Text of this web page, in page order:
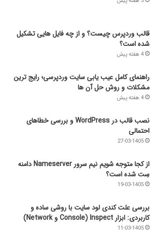
قالب وردپرس چیست؟ و از چه فایل­ هایی تشکیل
شده است؟
4 هفته پیش
راهنمای کامل عیب‌ یابی سایت وردپرسی؛ رایج‌ ترین
مشکلات و روش حل آن‌ ها
4 هفته پیش
نصب قالب در WordPress و بررسی خطاهای
احتمالی
27-03-1405
از کجا متوجه شویم نیم ‌سرور Nameserver دامنه
سِت شده است؟
19-03-1405
بررسی علت کندی لود سایت با روشی ساده و
کاربردی: ابزار Inspect (Console و Network)
11-03-1405